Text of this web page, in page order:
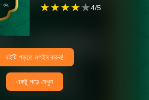
★★★★★4/5
বইটি পড়তে লগইন করুন!
একটু পড়ে দেখুন